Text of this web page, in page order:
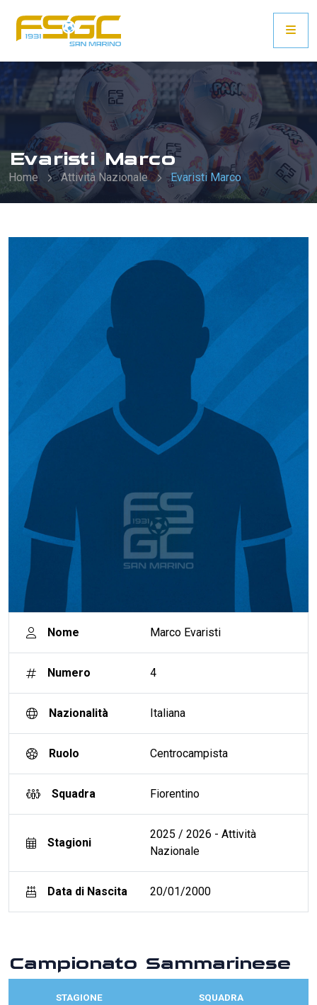
Evaristi Marco
Home Attività Nazionale Evaristi Marco
Nome Marco Evaristi
Numero 4
Nazionalità Italiana
Ruolo Centrocampista
Squadra Fiorentino
Stagioni
2025 / 2026 - Attività
Nazionale
Data di Nascita 20/01/2000
Campionato Sammarinese
STAGIONE SQUADRA